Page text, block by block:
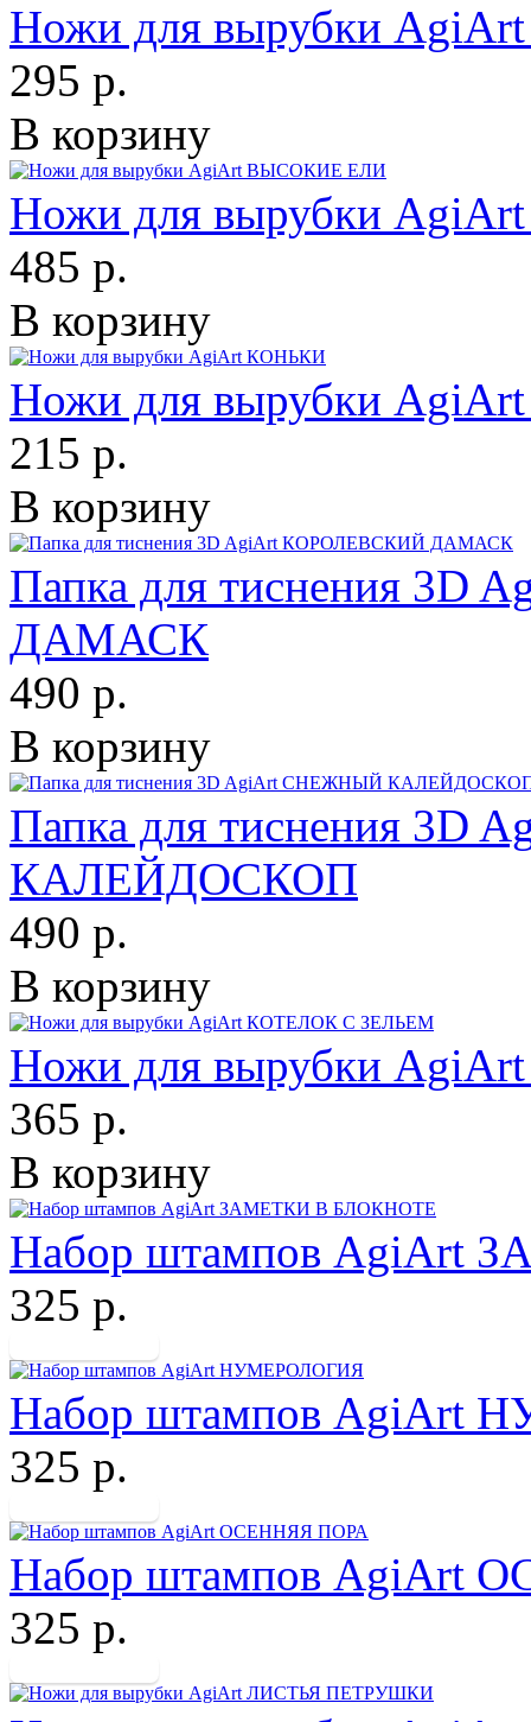
Ножи для вырубки
295 р.
В корзину
Ножи для вырубки
485 р.
В корзину
Ножи для вырубки
215 р.
В корзину
Папка для тиснения
ДАМАСК
490 р.
В корзину
Папка для тиснения
КАЛЕЙДОСКОП
490 р.
В корзину
Ножи для вырубки
365 р.
В корзину
Набор штампов AgiArt
325 р.
Набор штампов AgiArt
325 р.
Набор штампов AgiArt
325 р.